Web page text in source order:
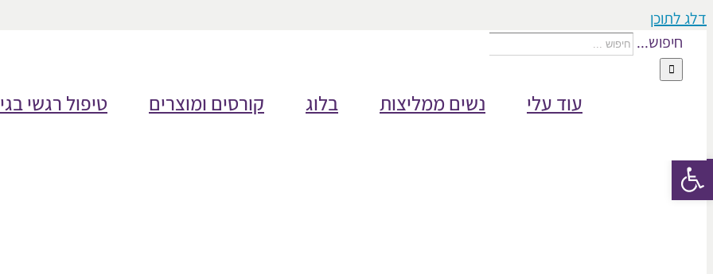
דלג לתוכן
חיפוש...
טיפול רגשי קורסים ומוצרים בלוג נשים ממליצות
עוד עלי
פתח סרגל נגישות